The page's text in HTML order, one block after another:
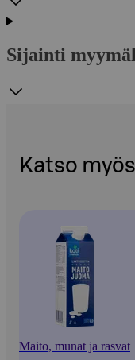
Sijainti
Katso myös
Maito, munat ja rasvat